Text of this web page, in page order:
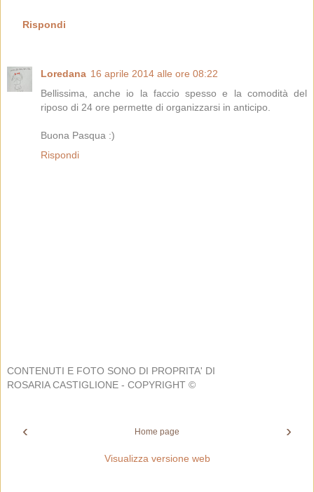
Rispondi
Loredana 16 aprile 2014 alle ore 08:22
Bellissima, anche io la faccio spesso e la comodità del
riposo di 24 ore permette di organizzarsi in anticipo.
Buona Pasqua :)
Rispondi
CONTENUTI E FOTO SONO DI PROPRITA' DI
ROSARIA CASTIGLIONE - COPYRIGHT ©
‹ ›
Home page
Visualizza versione web